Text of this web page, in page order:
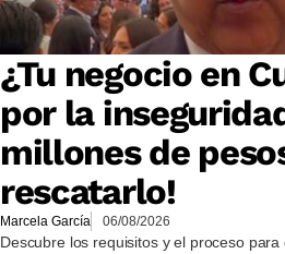
¿Tu negocio en
por la
millones de
rescatarlo!
Marcela García 06/08/2026
Descubre los requisitos y el proceso